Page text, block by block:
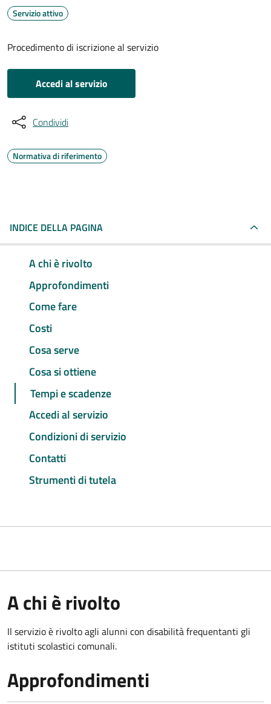
Servizio attivo
Procedimento di iscrizione al servizio
Accedi al servizio
Condividi
Normativa di riferimento
INDICE DELLA PAGINA
A chi è rivolto
Approfondimenti
Come fare
Costi
Cosa serve
Cosa si ottiene
Tempi e scadenze
Accedi al servizio
Condizioni di servizio
Contatti
Strumenti di tutela
A chi è rivolto
Il servizio è rivolto agli alunni con disabilità frequentanti gli
istituti scolastici comunali.
Approfondimenti